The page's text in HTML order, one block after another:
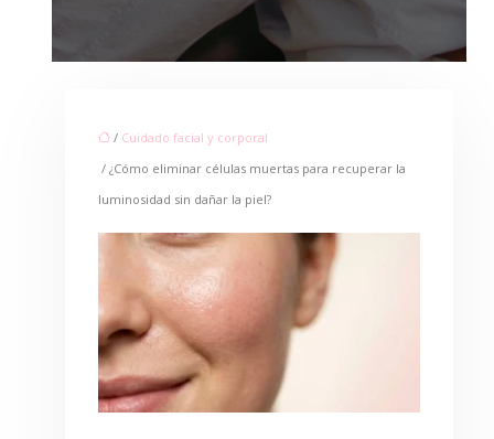
/ Cuidado facial y corporal
/ ¿Cómo eliminar células muertas para recuperar la
luminosidad sin dañar la piel?